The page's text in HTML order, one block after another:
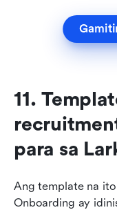
11.
para sa
Ang template na
Onboarding ay